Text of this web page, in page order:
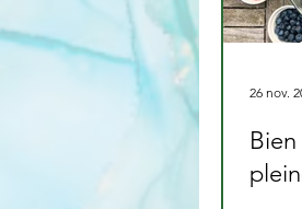
26 nov.